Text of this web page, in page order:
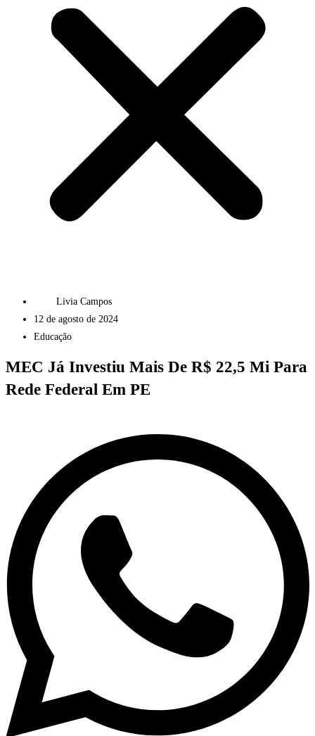
Livia Campos
12 de agosto de 2024
Educação
MEC Já Investiu Mais De R$ 22,5 Mi Para
Rede Federal Em PE